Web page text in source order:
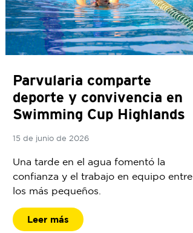
Parvularia comparte
deporte y convivencia en
Swimming Cup Highlands
15 de junio de 2026
Una tarde en el agua fomentó la
confianza y el trabajo en equipo entre
los más pequeños.
Leer más